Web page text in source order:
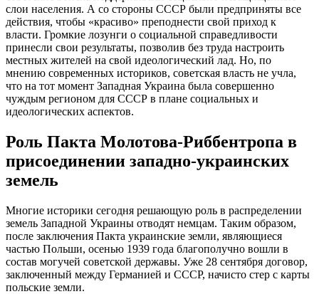
слои населения. А со стороны СССР были предприняты все
действия, чтобы «красиво» преподнести свой приход к
власти. Громкие лозунги о социальной справедливости
принесли свои результаты, позволив без труда настроить
местных жителей на свой идеологический лад. Но, по
мнению современных историков, советская власть не учла,
что на тот момент Западная Украина была совершенно
чуждым регионом для СССР в плане социальных и
идеологических аспектов.
Роль Пакта Молотова-Риббентропа в
присоединении западно-украинских
земель
Многие историки сегодня решающую роль в распределении
земель Западной Украины отводят немцам. Таким образом,
после заключения Пакта украинские земли, являющиеся
частью Польши, осенью 1939 года благополучно вошли в
состав могучей советской державы. Уже 28 сентября договор,
заключенный между Германией и СССР, начисто стер с карты
польские земли.